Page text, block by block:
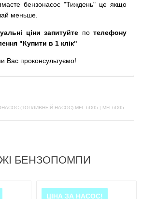
бензонасос "Тиждень" це якщо
меньше.
ціни запитуйте по телефону
"Купити в 1 клік"
Вас проконсультуємо!
(ТОПЛИВНЫЙ НАСОС) MFL-6D05 | MFL6D05
БЕНЗОПОМПИ
ЦІНА ЗА НАСОС!